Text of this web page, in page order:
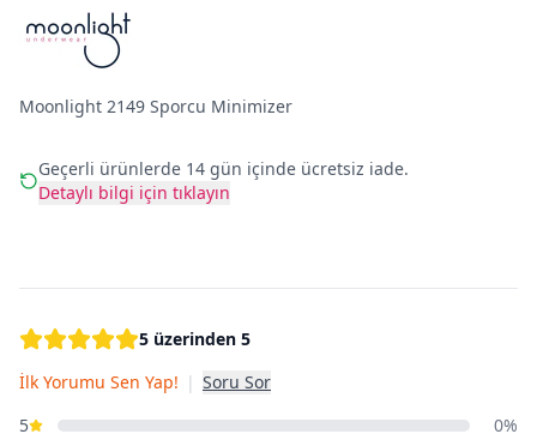
Moonlight 2149 Sporcu Minimizer
Geçerli ürünlerde 14 gün içinde ücretsiz iade.
Detaylı bilgi için tıklayın
5 üzerinden 5
İlk Yorumu Sen Yap! | Soru Sor
5
0%